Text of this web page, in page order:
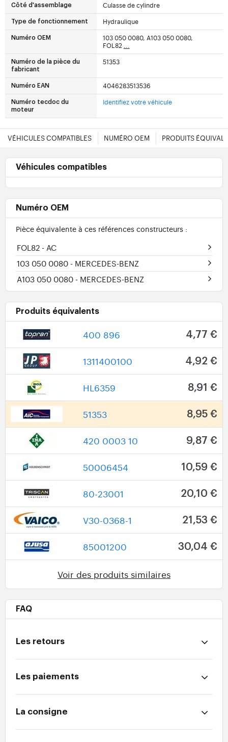
Côté d'assemblage Culasse de cylindre
Type de fonctionnement Hydraulique
Numéro OEM
103 050 0080, A103 050 0080,
FOL82 ...
Numéro de la pièce du
fabricant
51353
Numéro EAN 4046283513536
Numéro tecdoc du
moteur
Identifiez votre véhicule
VÉHICULES COMPATIBLES NUMÉRO OEM PRODUITS
Véhicules compatibles
Numéro OEM
Pièce équivalente à ces références constructeurs :
FOL82 - AC
103 050 0080 - MERCEDES-BENZ
A103 050 0080 - MERCEDES-BENZ
Produits équivalents
400 896 4,77 €
1311400100 4,92 €
HL6359 8,91 €
51353 8,95 €
420 0003 10 9,87 €
50006454 10,59 €
80-23001 20,10 €
V30-0368-1 21,53 €
85001200 30,04 €
Voir des produits similaires
FAQ
Les retours
Les paiements
La consigne